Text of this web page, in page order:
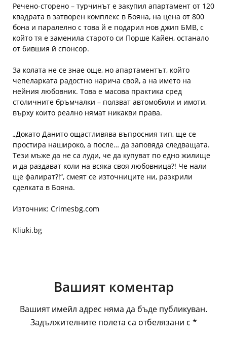
Речено-сторено – турчинът е закупил апартамент от 120
квадрата в затворен комплекс в Бояна, на цена от 800
бона и паралелно с това й е подарил нов джип БМВ, с
който тя е заменила старото си Порше Кайен, останало
от бившия й спонсор.
За колата не се знае още, но апартаментът, който
чепеларката радостно нарича свой, а на името на
нейния любовник. Това е масова практика сред
столичните бръмчалки – ползват автомобили и имоти,
върху които реално нямат никакви права.
„Докато Данито ощастливява въпросния тип, ще се
простира нашироко, а после… да заповяда следващата.
Тези мъже да не са луди, че да купуват по едно жилище
и да раздават коли на всяка своя любовница?! Че нали
ще фалират?!“, смеят се източниците ни, разкрили
сделката в Бояна.
Източник: Crimesbg.com
Kliuki.bg
Вашият коментар
Вашият имейл адрес няма да бъде публикуван.
Задължителните полета са отбелязани с *